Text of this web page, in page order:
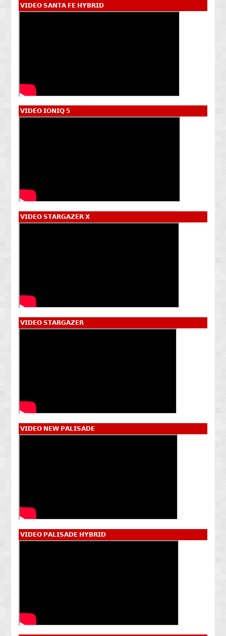
𝗩𝗜𝗗𝗘𝗢 𝗦𝗔𝗡𝗧𝗔 𝗙𝗘 𝗛𝗬𝗕𝗥𝗜𝗗
𝗩𝗜𝗗𝗘𝗢 𝗜𝗢𝗡𝗜𝗤 𝟱
𝗩𝗜𝗗𝗘𝗢 𝗦𝗧𝗔𝗥𝗚𝗔𝗭𝗘𝗥 𝗫
𝗩𝗜𝗗𝗘𝗢 𝗦𝗧𝗔𝗥𝗚𝗔𝗭𝗘𝗥
𝗩𝗜𝗗𝗘𝗢 𝗡𝗘𝗪 𝗣𝗔𝗟𝗜𝗦𝗔𝗗𝗘
𝗩𝗜𝗗𝗘𝗢 𝗣𝗔𝗟𝗜𝗦𝗔𝗗𝗘 𝗛𝗬𝗕𝗥𝗜𝗗